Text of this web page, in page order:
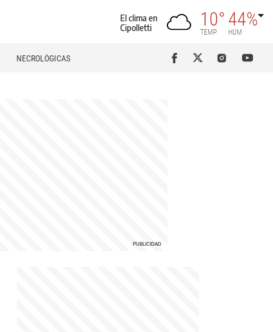
El clima en
Cipolletti
10°
TEMP
44%
HUM
NECROLÓGICAS